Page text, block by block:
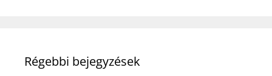
Régebbi bejegyzések